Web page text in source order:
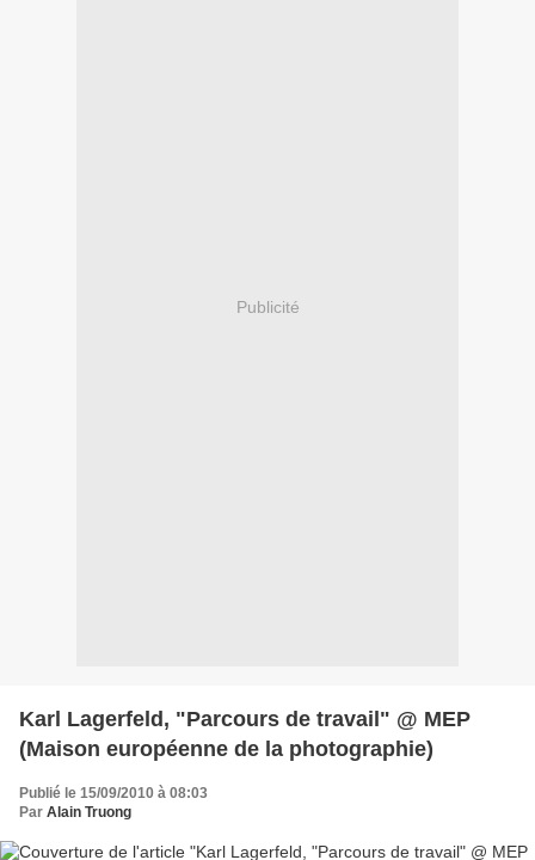
Publicité
Karl Lagerfeld, "Parcours de travail" @ MEP
(Maison européenne de la photographie)
Publié le 15/09/2010 à 08:03
Par Alain Truong